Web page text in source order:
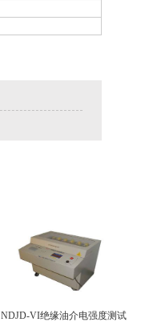
NDJD-VI绝缘油介电强度测试